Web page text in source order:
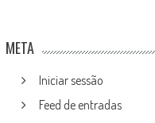
META
Iniciar sessão
Feed de entradas